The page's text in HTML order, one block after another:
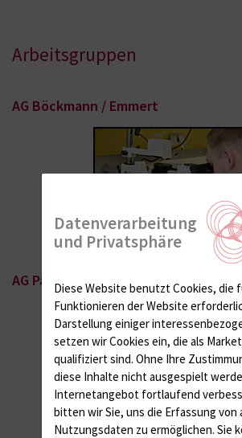
Arbeitsgruppen
AG Böckmann / Emmert
AG Panzer
Datenverarbeitung
und Privatsphäre
Diese Website benutzt Cookies, die
Funktionieren der Website
Darstellung einiger
setzen wir Cookies ein, die als
qualifiziert sind. Ohne Ihre
diese Inhalte nicht ausgespielt
Internetangebot fortlaufend
bitten wir Sie, uns die Erfassung von
Nutzungsdaten zu ermöglichen. Sie